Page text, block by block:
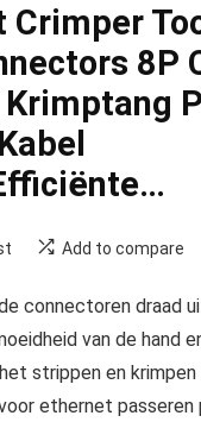
Crimper
8P
Add to compare
connectoren draad
van de hand
strippen en krimpen
ethernet passeren